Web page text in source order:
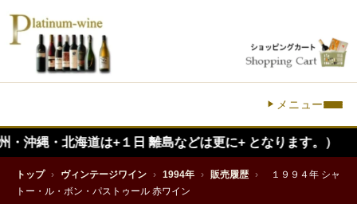
メニュー
道は+１日 離島などは更に+ となります。）
トップ › ヴィンテージワイン › 1994年 › 販売履歴 ›
１９９４年 シャ
トー・ル・ボン・パストゥール 赤ワイン